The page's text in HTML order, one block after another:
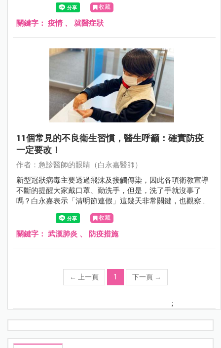
收藏
關鍵字： 疫情 、 就醫症狀
11個常見的不良衛生習慣，醫生呼籲：確實防疫
一定要改！
作者：急診醫師的眼睛（白永嘉醫師）
新型冠狀病毒主要透過飛沫及接觸傳染，因此各項衛教宣導
不斷的提醒大家戴口罩、勤洗手，但是，洗了手就沒事了
嗎？白永嘉表示「清明節連假」這幾天非常關鍵，也觀察到
大家最容易忽視的11種不良衛生習慣，最好可以改過來，來
看看你有沒有......
收藏
關鍵字： 武漢肺炎 、 防疫措施
← 上一頁 1 下一頁 →
;